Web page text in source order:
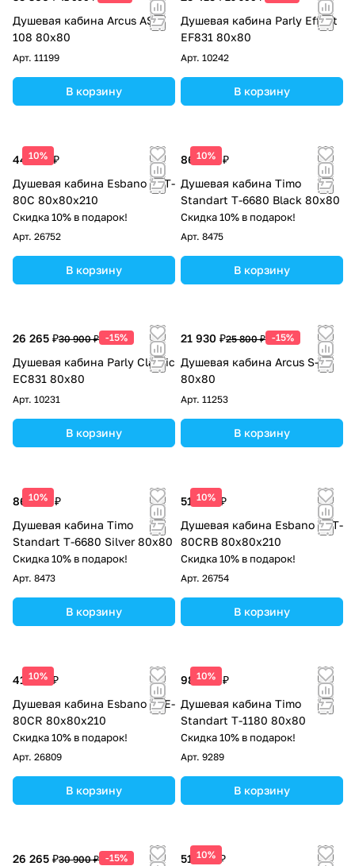
Душевая кабина Arcus AS-
108 80x80
Арт. 11199
В корзину
Душевая кабина Parly Effect
EF831 80x80
Арт. 10242
В корзину
10%
44 625 ₽
Душевая кабина Esbano EST-
80C 80х80х210
Скидка 10% в подарок!
Арт. 26752
В корзину
10%
86 000 ₽
Душевая кабина Timo
Standart Т-6680 Black 80x80
Скидка 10% в подарок!
Арт. 8475
В корзину
26 265 ₽30 900 ₽ -15%
Душевая кабина Parly Classic
EC831 80x80
Арт. 10231
В корзину
21 930 ₽25 800 ₽ -15%
Душевая кабина Arcus S-40
80x80
Арт. 11253
В корзину
10%
86 000 ₽
Душевая кабина Timo
Standart Т-6680 Silver 80x80
Скидка 10% в подарок!
Арт. 8473
В корзину
10%
51 000 ₽
Душевая кабина Esbano EST-
80CRB 80х80х210
Скидка 10% в подарок!
Арт. 26754
В корзину
10%
41 438 ₽
Душевая кабина Esbano ESE-
80CR 80х80х210
Скидка 10% в подарок!
Арт. 26809
В корзину
10%
98 400 ₽
Душевая кабина Timo
Standart T-1180 80х80
Скидка 10% в подарок!
Арт. 9289
В корзину
26 265 ₽30 900 ₽ -15% 10%
51 638 ₽